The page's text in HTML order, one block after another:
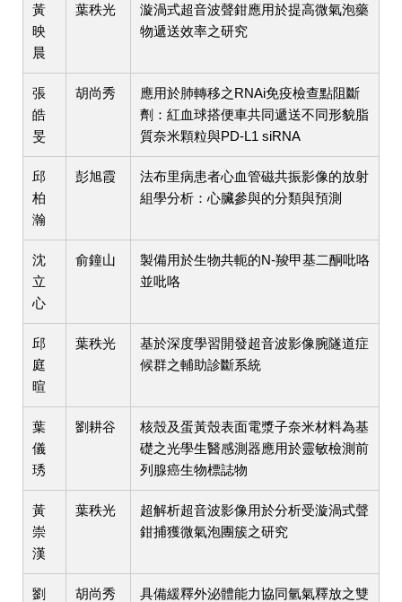
黃
映
晨
葉秩光
漩渦式超音波聲鉗應用於提高微氣泡藥
物遞送效率之研究
張
皓
旻
胡尚秀
應用於肺轉移之RNAi免疫檢查點阻斷
劑：紅血球搭便車共同遞送不同形貌脂
質奈米顆粒與PD-L1 siRNA
邱
柏
瀚
彭旭霞
法布里病患者心血管磁共振影像的放射
組學分析：心臟參與的分類與預測
沈
立
心
俞鐘山
製備用於生物共軛的N-羧甲基二酮吡咯
並吡咯
邱
庭
暄
葉秩光
基於深度學習開發超音波影像腕隧道症
候群之輔助診斷系統
葉
儀
琇
劉耕谷
核殼及蛋黃殼表面電漿子奈米材料為基
礎之光學生醫感測器應用於靈敏檢測前
列腺癌生物標誌物
黃
崇
漢
葉秩光
超解析超音波影像用於分析受漩渦式聲
鉗捕獲微氣泡團簇之研究
劉
胡尚秀
具備緩釋外泌體能力協同氫氣釋放之雙